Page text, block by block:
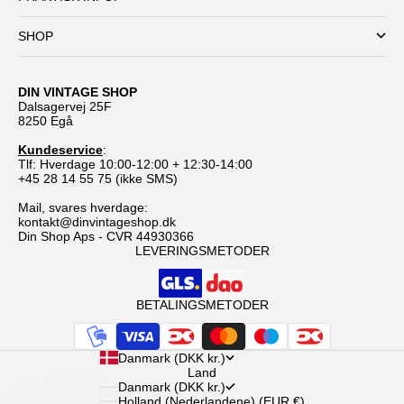
SHOP
DIN VINTAGE SHOP
Dalsagervej 25F
8250 Egå
Kundeservice:
Tlf: Hverdage 10:00-12:00 + 12:30-14:00
+45 28 14 55 75 (ikke SMS)
Mail, svares hverdage:
kontakt@dinvintageshop.dk
Din Shop Aps - CVR 44930366
LEVERINGSMETODER
BETALINGSMETODER
Danmark (DKK kr.)
Land
Danmark (DKK kr.)
Holland (Nederlandene) (EUR €)